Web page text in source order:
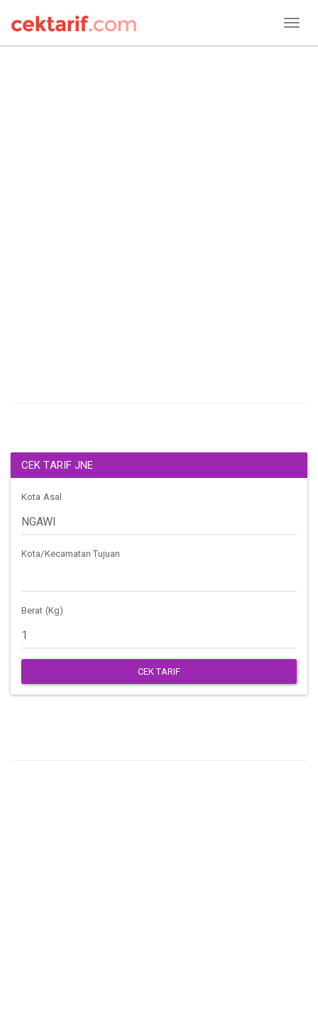
CEK TARIF JNE
Kota Asal
Kota/Kecamatan Tujuan
Berat (Kg)
CEK TARIF